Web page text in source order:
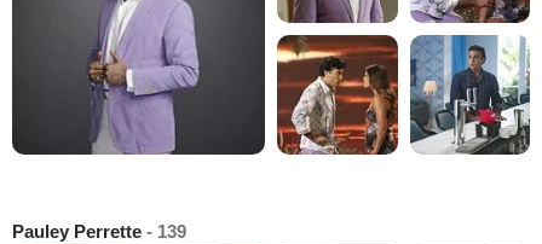
Pauley Perrette - 139